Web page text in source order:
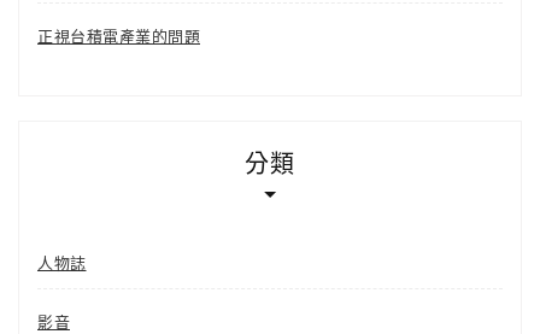
正視台積電產業的問題
分類
人物誌
影音